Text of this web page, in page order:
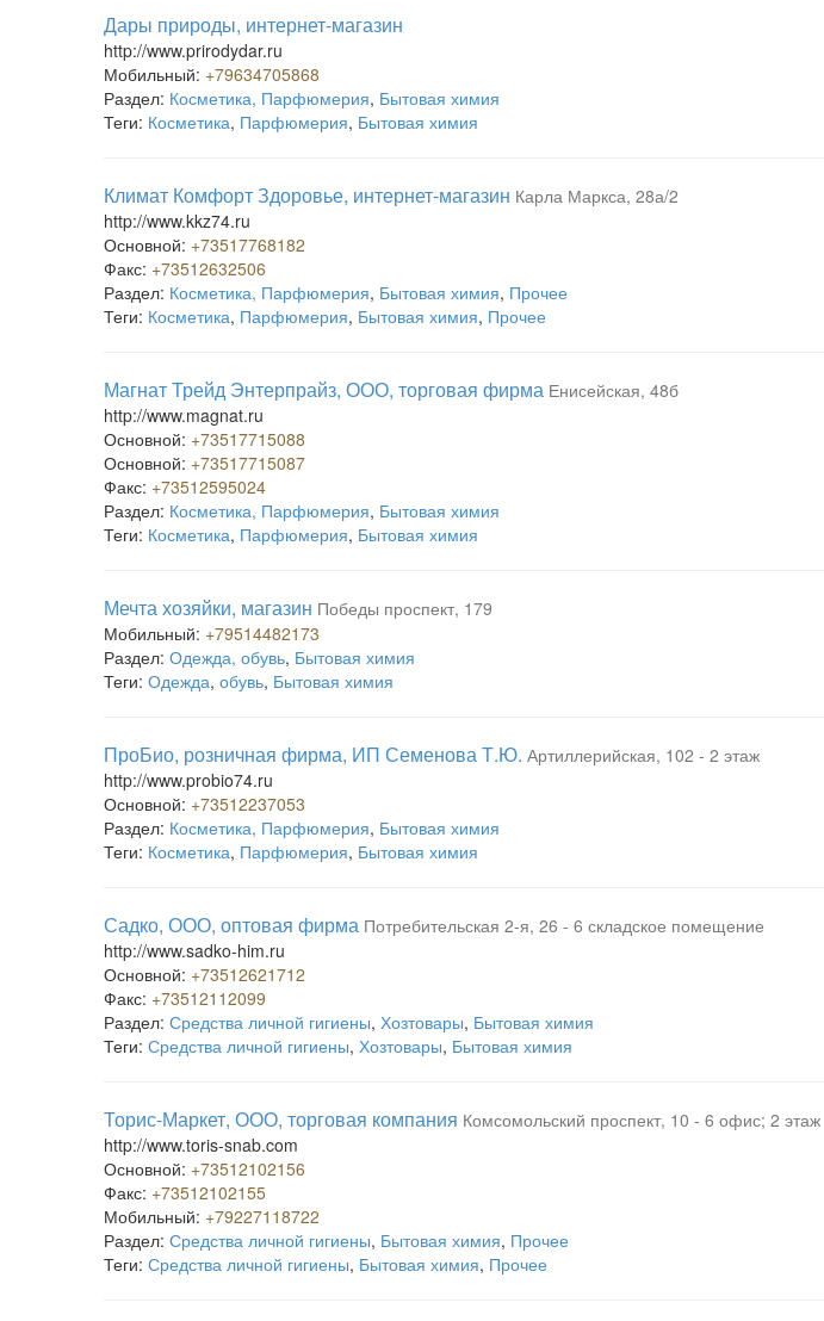
Дары природы, интернет-магазин
http://www.prirodydar.ru
Мобильный: +79634705868
Раздел: Косметика, Парфюмерия, Бытовая химия
Теги: Косметика, Парфюмерия, Бытовая химия
Климат Комфорт Здоровье, интернет-магазин Карла Маркса, 28а/2
http://www.kkz74.ru
Основной: +73517768182
Факс: +73512632506
Раздел: Косметика, Парфюмерия, Бытовая химия, Прочее
Теги: Косметика, Парфюмерия, Бытовая химия, Прочее
Магнат Трейд Энтерпрайз, ООО, торговая фирма Енисейская, 48б
http://www.magnat.ru
Основной: +73517715088
Основной: +73517715087
Факс: +73512595024
Раздел: Косметика, Парфюмерия, Бытовая химия
Теги: Косметика, Парфюмерия, Бытовая химия
Мечта хозяйки, магазин Победы проспект, 179
Мобильный: +79514482173
Раздел: Одежда, обувь, Бытовая химия
Теги: Одежда, обувь, Бытовая химия
ПроБио, розничная фирма, ИП Семенова Т.Ю. Артиллерийская, 102 - 2 этаж
http://www.probio74.ru
Основной: +73512237053
Раздел: Косметика, Парфюмерия, Бытовая химия
Теги: Косметика, Парфюмерия, Бытовая химия
Садко, ООО, оптовая фирма Потребительская 2-я, 26 - 6 складское помещение
http://www.sadko-him.ru
Основной: +73512621712
Факс: +73512112099
Раздел: Средства личной гигиены, Хозтовары, Бытовая химия
Теги: Средства личной гигиены, Хозтовары, Бытовая химия
Торис-Маркет, ООО, торговая компания Комсомольский проспект, 10 - 6 офис; 2 этаж
http://www.toris-snab.com
Основной: +73512102156
Факс: +73512102155
Мобильный: +79227118722
Раздел: Средства личной гигиены, Бытовая химия, Прочее
Теги: Средства личной гигиены, Бытовая химия, Прочее